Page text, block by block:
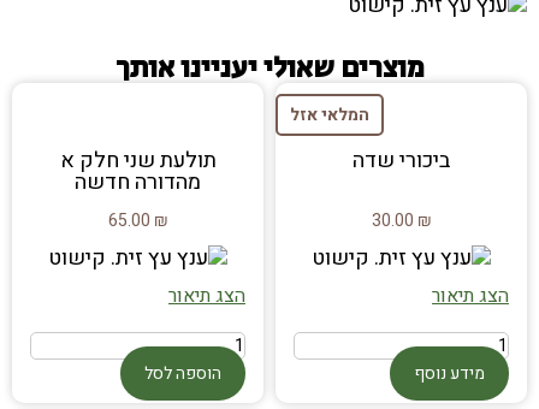
מוצרים שאולי יעניינו אותך
המלאי אזל
ביכורי שדה
₪
הצג תיאור
מידע נוסף
תולעת שני חלק א
מהדורה חדשה
₪
הצג תיאור
הוספה לסל